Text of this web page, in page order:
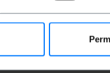
schroefdraad.
mm.